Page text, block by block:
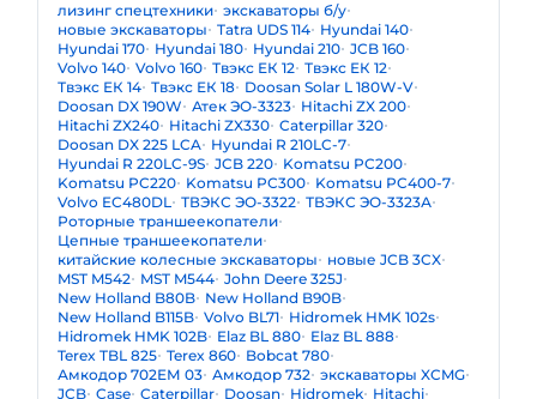
лизинг спецтехники экскаваторы б/у
новые экскаваторы Tatra UDS 114 Hyundai 140
Hyundai 170 Hyundai 180 Hyundai 210 JCB 160
Volvo 140 Volvo 160 Твэкс ЕК 12 Твэкс ЕК 12
Твэкс ЕК 14 Твэкс ЕК 18 Doosan Solar L 180W-V
Doosan DX 190W Атек ЭО-3323 Hitachi ZX 200
Hitachi ZX240 Hitachi ZX330 Caterpillar 320
Doosan DX 225 LCA Hyundai R 210LC-7
Hyundai R 220LC-9S JCB 220 Komatsu PC200
Komatsu PC220 Komatsu PC300 Komatsu PC400-7
Volvo EC480DL ТВЭКС ЭО-3322 ТВЭКС ЭО-3323А
Роторные траншеекопатели
Цепные траншеекопатели
китайские колесные экскаваторы
новые JCB 3CX
MST M542 MST M544 John Deere 325J
New Holland B80B New Holland B90B
New Holland B115B Volvo BL71 Hidromek HMK 102s
Hidromek HMK 102B Elaz BL 880 Elaz BL 888
Terex TBL 825 Terex 860 Bobcat 780
Амкодор 702ЕМ 03 Амкодор 732 экскаваторы XCMG
JCB Case Caterpillar Doosan Hidromek Hitachi